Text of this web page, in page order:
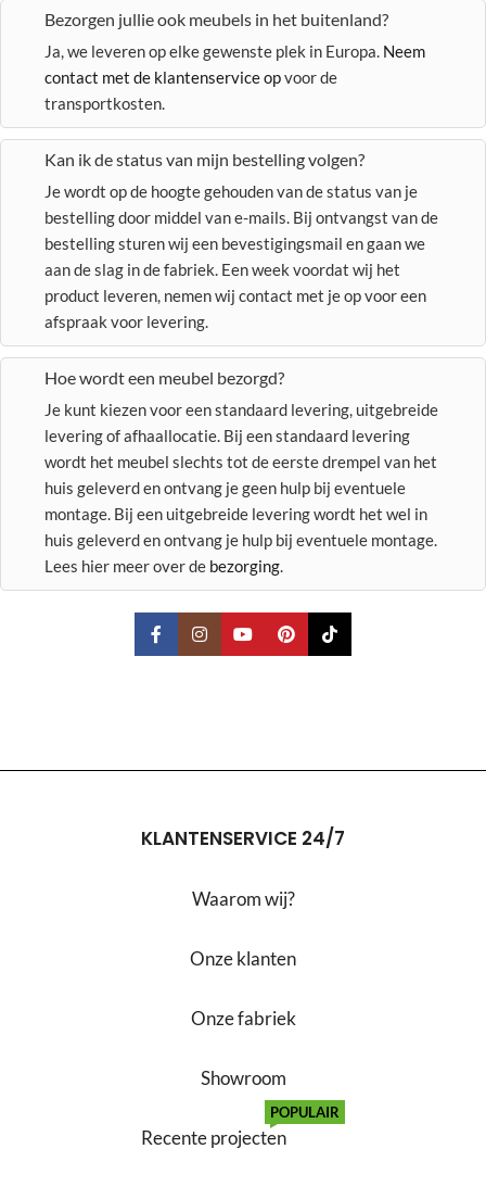
Bezorgen jullie ook meubels in het buitenland?
Ja, we leveren op elke gewenste plek in Europa. Neem
contact met de klantenservice opvoor de
transportkosten.
Kan ik de status van mijn bestelling volgen?
Je wordt op de hoogte gehouden van de status van je
bestelling door middel van e-mails. Bij ontvangst van de
bestelling sturen wij een bevestigingsmail en gaan we
aan de slag in de fabriek. Een week voordat wij het
product leveren, nemen wij contact met je op voor een
afspraak voor levering.
Hoe wordt een meubel bezorgd?
Je kunt kiezen voor een standaard levering, uitgebreide
levering of afhaallocatie. Bij een standaard levering
wordt het meubel slechts tot de eerste drempel van het
huis geleverd en ontvang je geen hulp bij eventuele
montage. Bij een uitgebreide levering wordt het wel in
huis geleverd en ontvang je hulp bij eventuele montage.
Lees hier meer over de bezorging.
KLANTENSERVICE 24/7
Waarom wij?
Onze klanten
Onze fabriek
Showroom
Recente projecten
POPULAIR